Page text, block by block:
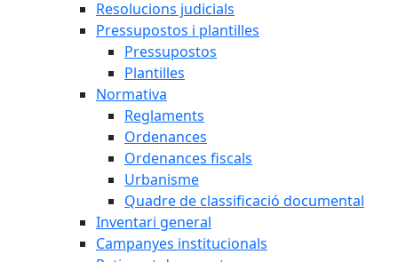
Resolucions judicials
Pressupostos i plantilles
Pressupostos
Plantilles
Normativa
Reglaments
Ordenances
Ordenances fiscals
Urbanisme
Quadre de classificació documental
Inventari general
Campanyes institucionals